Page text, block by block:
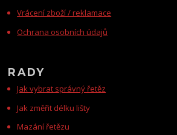
Vrácení zboží / reklamace
Ochrana osobních údajů
RADY
Jak vybrat správný řetěz
Jak změřit délku lišty
Mazání řetězu